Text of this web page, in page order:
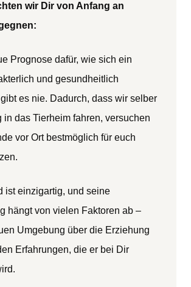
wir Dir von Anfang an
Prognose dafür, wie sich ein
und gesundheitlich
es nie. Dadurch, dass wir selber
in das Tierheim fahren, versuchen
vor Ort bestmöglich für euch
ist einzigartig, und seine
hängt von vielen Faktoren ab –
Umgebung über die Erziehung
Erfahrungen, die er bei Dir